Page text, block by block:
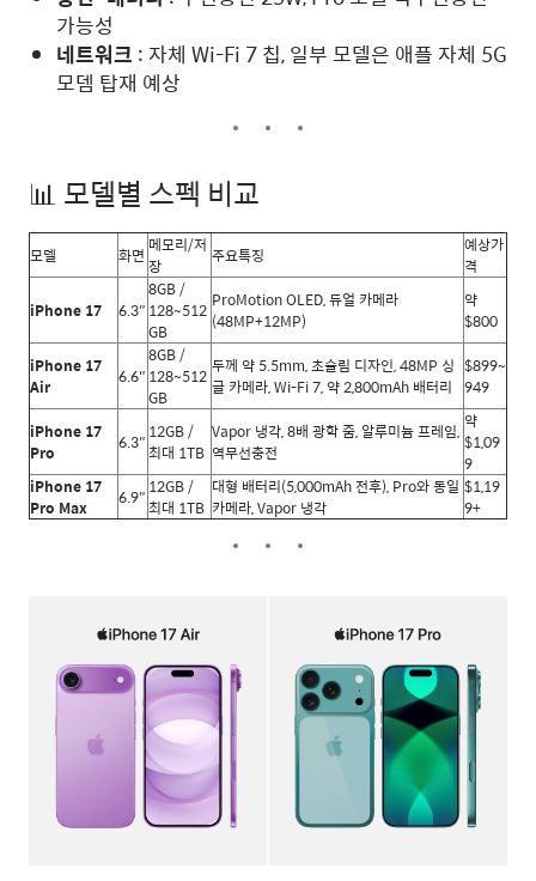
가능성
네트워크 : 자체 Wi-Fi 7 칩, 일부 모델은 애플 자체 5G
모뎀 탑재 예상
📊 모델별 스펙 비교
모델 화면 메모리/저
장
주요특징
예상가
격
iPhone 17 6.3″
8GB /
128~512
GB
ProMotion OLED, 듀얼 카메라
(48MP+12MP)
약
$800
iPhone 17
Air
6.6″
8GB /
128~512
GB
두께 약 5.5mm, 초슬림 디자인, 48MP 싱
글 카메라, Wi-Fi 7, 약 2,800mAh 배터리
$899~
949
iPhone 17
Pro
6.3″ 12GB /
최대 1TB
Vapor 냉각, 8배 광학 줌, 알루미늄 프레임,
역무선충전
약
$1,09
9
iPhone 17
Pro Max
6.9″ 12GB /
최대 1TB
대형 배터리(5,000mAh 전후), Pro와 동일
카메라, Vapor 냉각
$1,19
9+